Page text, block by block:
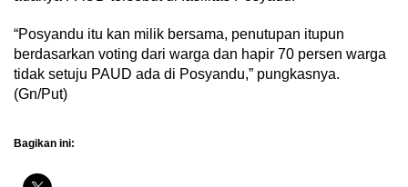
“Posyandu itu kan milik bersama, penutupan itupun
berdasarkan voting dari warga dan hapir 70 persen warga
tidak setuju PAUD ada di Posyandu,” pungkasnya.
(Gn/Put)
Bagikan ini: